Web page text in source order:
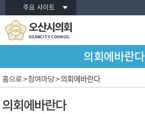
본문바로가기주요 사이트
오산시의회
OSANCITY COUNCIL
의회에바란다
의회에바란다
홈으로> 참여마당 >의회에바란다